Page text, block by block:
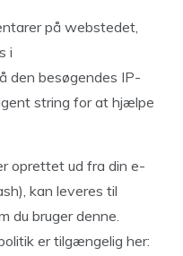
på webstedet,
i
den besøgendes IP-
string for at hjælpe
oprettet ud fra din e-
kan leveres til
du bruger denne.
er tilgængelig her: